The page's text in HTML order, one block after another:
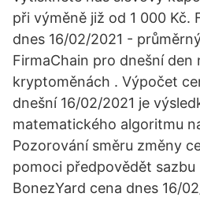
při výměně již od 1 000 Kč.
dnes 16/02/2021 -
FirmaChain pro dnešní den
kryptoměnách . Výpočet
dnešní 16/02/2021 je
matematického algoritmu
Pozorování směru změny
pomoci předpovědět sazbu
BonezYard cena dnes 16/